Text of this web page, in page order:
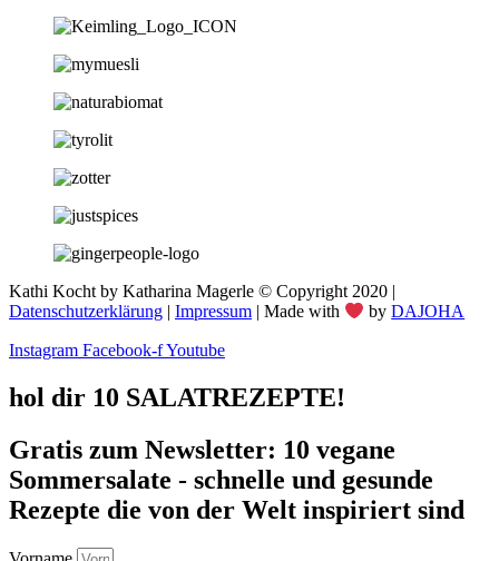
Kathi Kocht by Katharina Magerle © Copyright 2020 |
Datenschutzerklärung
Impressum | Made with byDAJOHA
Instagram Facebook-fYoutube
hol dir 10 SALATREZEPTE!
Gratis zum Newsletter: 10 vegane
Sommersalate - schnelle und gesunde
Rezepte die von der Welt inspiriert sind